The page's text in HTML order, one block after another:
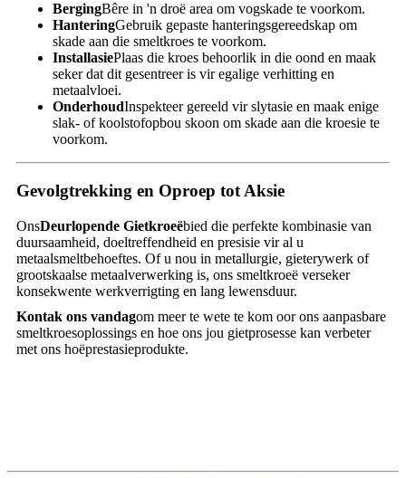
BergingBêre in 'n droë area om vogskade te voorkom.
HanteringGebruik gepaste hanteringsgereedskap om
skade aan die smeltkroes te voorkom.
InstallasiePlaas die kroes behoorlik in die oond en maak
seker dat dit gesentreer is vir egalige verhitting en
metaalvloei.
OnderhoudInspekteer gereeld vir slytasie en maak enige
slak- of koolstofopbou skoon om skade aan die kroesie te
voorkom.
Gevolgtrekking en Oproep tot Aksie
OnsDeurlopende Gietkroeëbied die perfekte kombinasie van
duursaamheid, doeltreffendheid en presisie vir al u
metaalsmeltbehoeftes. Of u nou in metallurgie, gieterywerk of
grootskaalse metaalverwerking is, ons smeltkroeë verseker
konsekwente werkverrigting en lang lewensduur.
Kontak ons ​​vandagom meer te wete te kom oor ons aanpasbare
smeltkroesoplossings en hoe ons jou gietprosesse kan verbeter
met ons hoëprestasieprodukte.